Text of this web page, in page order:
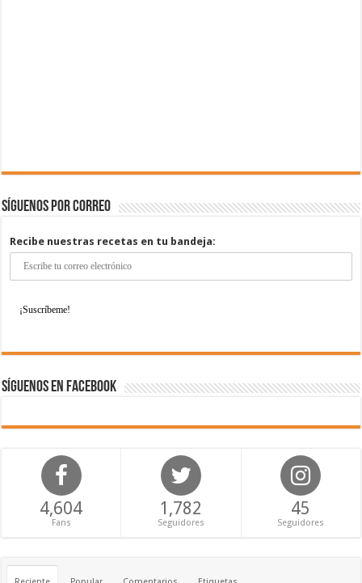
Síguenos por correo
Recibe nuestras recetas en tu bandeja:
Síguenos en Facebook
4,604
Fans
1,782
Seguidores
45
Seguidores